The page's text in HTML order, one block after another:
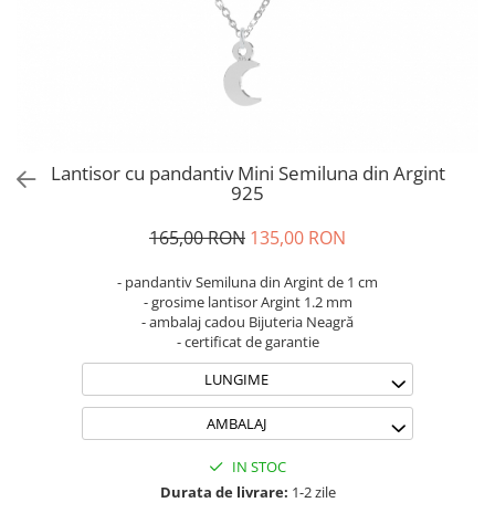
Coliere Transparente cu Cruce
Coliere Transparente cu Soare
Coliere Transparente cu Semilună
Coliere Transparente cu Initiale
Coliere Transparente cu Animale
Coliere Transparente cu Molecule
Coliere Transparente cu Pietre
Coliere Transparente Diverse
Lănțișoare cu Inimioare
Lănțișoare cu Cruce
Lănțișoare cu Soare
Brățări din Argint cu pietre
Lantisor cu pandantiv Mini Semiluna din Argint
925
165,00 RON 135,00 RON
- pandantiv Semiluna din Argint de 1 cm
- grosime lantisor Argint 1.2 mm
- ambalaj cadou Bijuteria Neagră
- certificat de garantie
LUNGIME
AMBALAJ
IN STOC
Durata de livrare: 1-2 zile